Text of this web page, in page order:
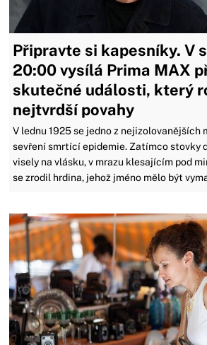
Připravte si kapesníky. V
20:00 vysílá Prima MAX
skutečné události, který
nejtvrdší povahy
V lednu 1925 se jedno z nejizolovanějších
sevření smrtící epidemie. Zatímco stovky
visely na vlásku, v mrazu klesajícím pod
se zrodil hrdina, jehož jméno mělo být